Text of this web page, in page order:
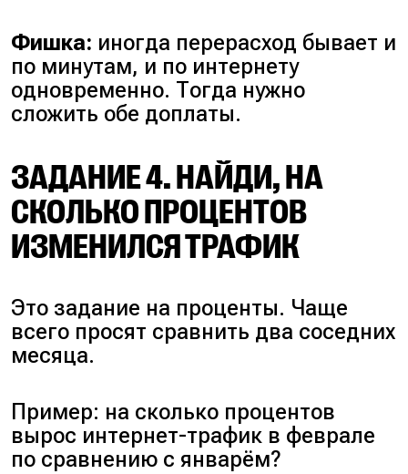
Фишка: иногда перерасход бывает и
по минутам, и по интернету
одновременно. Тогда нужно
сложить обе доплаты.
ЗАДАНИЕ 4. НАЙДИ, НА
СКОЛЬКО ПРОЦЕНТОВ
ИЗМЕНИЛСЯ ТРАФИК
Это задание на проценты. Чаще
всего просят сравнить два соседних
месяца.
Пример: на сколько процентов
вырос интернет-трафик в феврале
по сравнению с январём?